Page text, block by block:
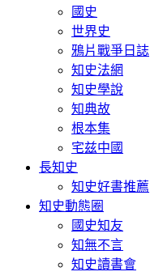
國史
世界史
鴉片戰爭日誌
知史法網
知史學說
知典故
根本集
宅兹中國
長知史
知史好書推薦
知史動態圈
國史知友
知無不言
知史讀書會